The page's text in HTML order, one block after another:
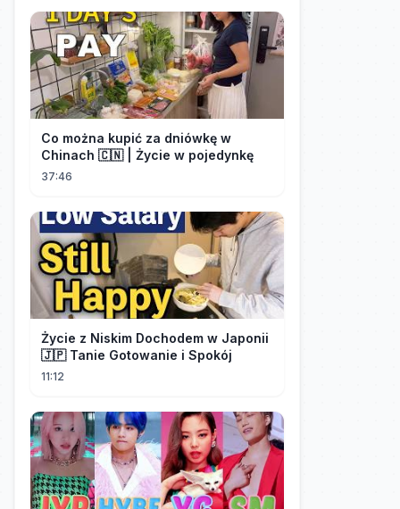
Co można kupić za dniówkę w
Chinach 🇨🇳 | Życie w pojedynkę
37:46
Życie z Niskim Dochodem w Japonii
🇯🇵 Tanie Gotowanie i Spokój
11:12